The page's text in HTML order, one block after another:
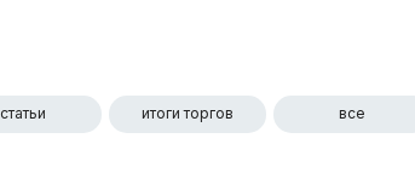
статьи итоги торгов все